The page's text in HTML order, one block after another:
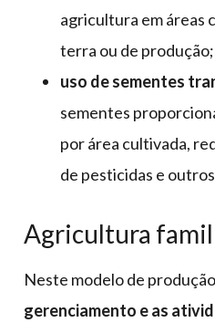
agricultura em áreas
terra ou de produção;
uso de sementes
sementes
por área cultivada,
de pesticidas e
Agricultura
Neste modelo de
gerenciamento e as